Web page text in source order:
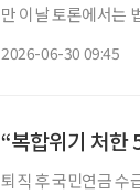
만 이날 토론에서는
2026-06-30 09:45
“복합위기 처한
퇴직 후 국민연금 수